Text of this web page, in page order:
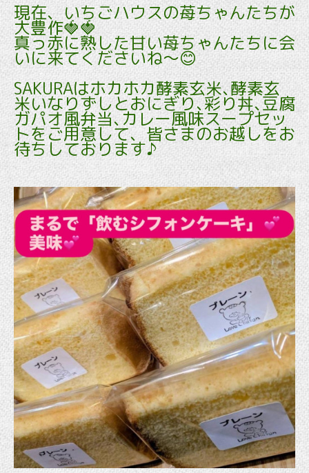
現在、いちごハウスの苺ちゃんたちが
大豊作🍓🍓
真っ赤に熟した甘い苺ちゃんたちに会
いに来てくださいね～😊
SAKURAはホカホカ酵素玄米､酵素玄
米いなりずしとおにぎり､彩り丼､豆腐
ガパオ風弁当､カレー風味スープセッ
トをご用意して、皆さまのお越しをお
待ちしております♪